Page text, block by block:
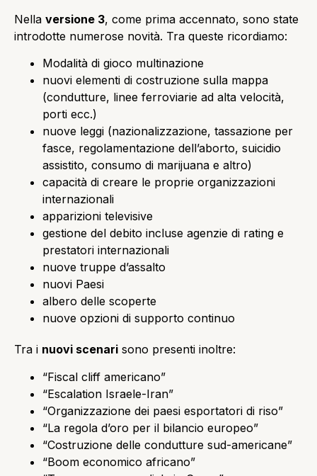
Nella versione 3, come prima accennato, sono state
introdotte numerose novità. Tra queste ricordiamo:
Modalità di gioco multinazione
nuovi elementi di costruzione sulla mappa
(condutture, linee ferroviarie ad alta velocità,
porti ecc.)
nuove leggi (nazionalizzazione, tassazione per
fasce, regolamentazione dell’aborto, suicidio
assistito, consumo di marijuana e altro)
capacità di creare le proprie organizzazioni
internazionali
apparizioni televisive
gestione del debito incluse agenzie di rating e
prestatori internazionali
nuove truppe d’assalto
nuovi Paesi
albero delle scoperte
nuove opzioni di supporto continuo
Tra i nuovi scenari sono presenti inoltre:
“Fiscal cliff americano”
“Escalation Israele-Iran”
“Organizzazione dei paesi esportatori di riso”
“La regola d’oro per il bilancio europeo”
“Costruzione delle condutture sud-americane”
“Boom economico africano”